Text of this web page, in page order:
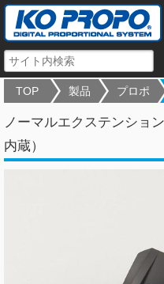
TOP 製品 プロポ
ノーマルエクステンショ
内蔵）